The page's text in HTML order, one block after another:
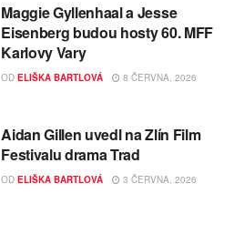
Maggie Gyllenhaal a Jesse
Eisenberg budou hosty 60. MFF
Karlovy Vary
OD ELIŠKA BARTLOVÁ 8 ČERVNA, 2026
Aidan Gillen uvedl na Zlín Film
Festivalu drama Trad
OD ELIŠKA BARTLOVÁ 3 ČERVNA, 2026